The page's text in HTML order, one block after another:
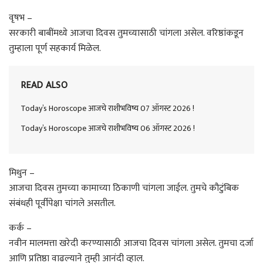
वृषभ –
सरकारी बाबींमध्ये आजचा दिवस तुमच्यासाठी चांगला असेल. वरिष्ठांकडून
तुम्हाला पूर्ण सहकार्य मिळेल.
READ ALSO
Today’s Horoscope आजचे राशीभविष्य 07 ऑगस्ट 2026 !
Today’s Horoscope आजचे राशीभविष्य 06 ऑगस्ट 2026 !
मिथुन –
आजचा दिवस तुमच्या कामाच्या ठिकाणी चांगला जाईल. तुमचे कौटुंबिक
संबंधही पूर्वीपेक्षा चांगले असतील.
कर्क –
नवीन मालमत्ता खरेदी करण्यासाठी आजचा दिवस चांगला असेल. तुमचा दर्जा
आणि प्रतिष्ठा वाढल्याने तुम्ही आनंदी व्हाल.